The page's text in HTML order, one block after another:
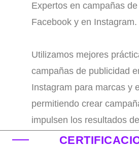
Expertos en campañas
Facebook y en Instagram.
Utilizamos mejores
campañas de publicidad
Instagram para marcas y
permitiendo crear
impulsen los resultados